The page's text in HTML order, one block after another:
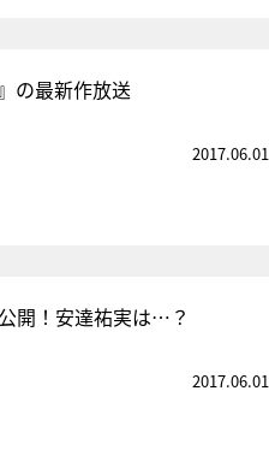
の最新作放送
2017.06.01
開！安達祐実は…？
2017.06.01